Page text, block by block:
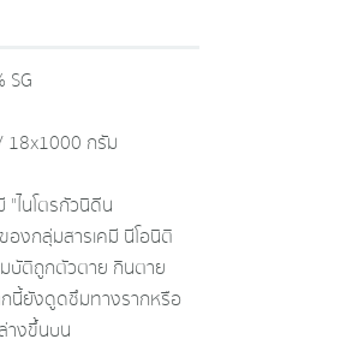
SG
18x1000 กรัม
"ไนโตรกัวนิดีน
งกลุ่มสารเคมี นีโอนิติ
บัติถูกตัวตาย กินตาย
นี้ยังดูดซึมทางรากหรือ
างขึ้นบน